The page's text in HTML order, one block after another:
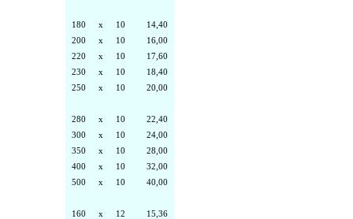
180 x 10
14,40
200
x 10
16,00
220
x 10
17,60
230
x 10
18,40
250
x 10 20,00
280 x 10
22,40
300
x 10
24,00
350
x 10
28,00
400
x 10
32,00
500
x 10 40,00
160 x 12
15,36